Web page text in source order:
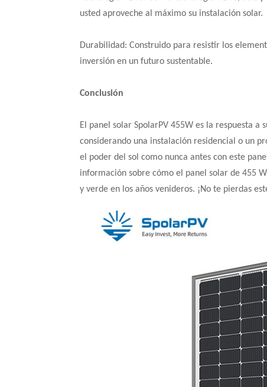
usted aproveche al máximo su instalación solar.
Durabilidad: Construido para resistir los
inversión en un futuro sustentable.
Conclusión
El panel solar SpolarPV 455W es la respuesta a
considerando una instalación residencial o un
el poder del sol como nunca antes con este
información sobre cómo el panel solar de 455
y verde en los años venideros. ¡No te pierdas